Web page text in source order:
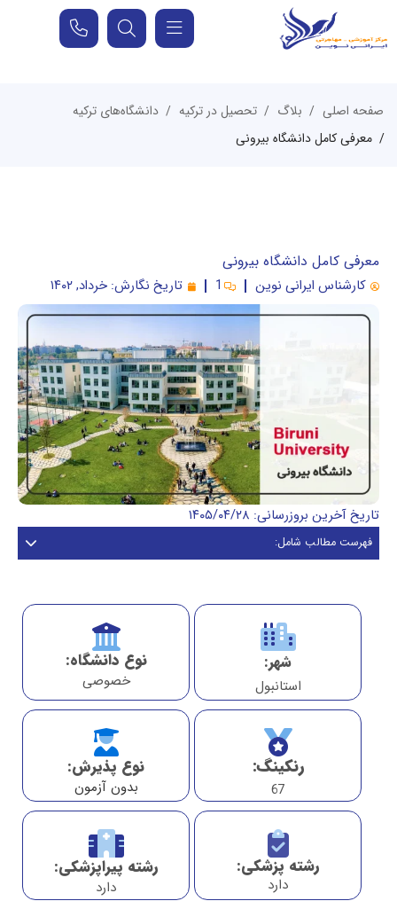
صفحه اصلی بلاگ تحصیل در ترکیه
دانشگاه‌های ترکیه
معرفی کامل دانشگاه بیرونی
معرفی کامل دانشگاه بیرونی
کارشناس ایرانی نوین 1 تاریخ نگارش: خرداد, ۱۴۰۲
تاریخ آخرین بروزرسانی: ۱۴۰۵/۰۴/۲۸
فهرست مطالب شامل:
شهر:
استانبول
نوع دانشگاه:
خصوصی
رنکینگ:
67
نوع پذیرش:
بدون آزمون
رشته پزشکی:
دارد
رشته پیراپزشکی:
دارد